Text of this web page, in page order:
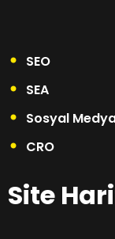
SEO
SEA
Sosyal
CRO
Site